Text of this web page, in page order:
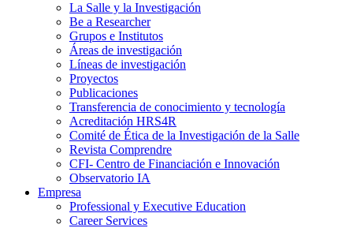
La Salle y la Investigación
Be a Researcher
Grupos e Institutos
Áreas de investigación
Líneas de investigación
Proyectos
Publicaciones
Transferencia de conocimiento y tecnología
Acreditación HRS4R
Comité de Ética de la Investigación de la Salle
Revista Comprendre
CFI- Centro de Financiación e Innovación
Observatorio IA
Empresa
Professional y Executive Education
Career Services